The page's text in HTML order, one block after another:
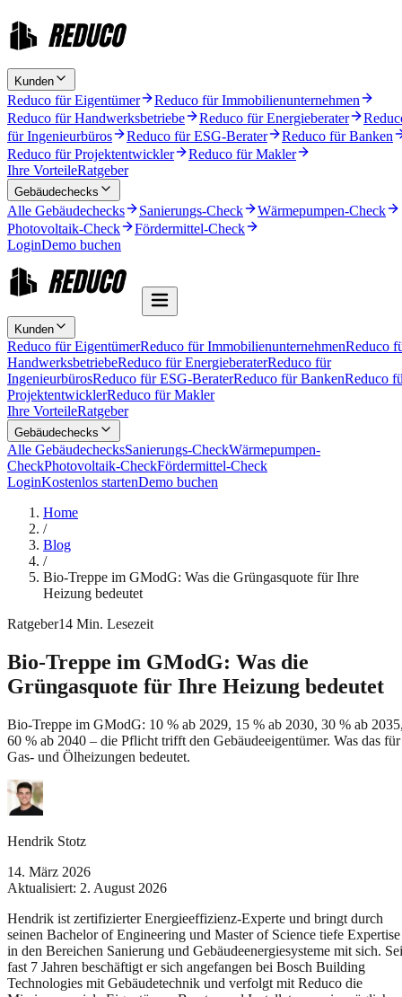
Kunden
Reduco für Eigentümer
Reduco für Immobilienunternehmen
Reduco für Handwerksbetriebe
Reduco für Energieberater
für Ingenieurbüros
Reduco für ESG-Berater
Reduco für Banken
Reduco für Projektentwickler
Reduco für Makler
Ihre VorteileRatgeber
Gebäudechecks
Alle Gebäudechecks Sanierungs-Check
Wärmepumpen-Check
Photovoltaik-Check
Fördermittel-Check
LoginDemo buchen
Kunden
Reduco für EigentümerReduco für ImmobilienunternehmenReduco
HandwerksbetriebeReduco für EnergieberaterReduco für
IngenieurbürosReduco für ESG-BeraterReduco für BankenReduco
ProjektentwicklerReduco für Makler
Ihre VorteileRatgeber
Gebäudechecks
Alle GebäudechecksSanierungs-CheckWärmepumpen-
CheckPhotovoltaik-CheckFördermittel-Check
LoginKostenlos startenDemo buchen
Home
/
Blog
/
Bio-Treppe im GModG: Was die Grüngasquote für Ihre
Heizung bedeutet
Ratgeber14 Min. Lesezeit
Bio-Treppe im GModG: Was die
Grüngasquote für Ihre Heizung bedeutet
Bio-Treppe im GModG: 10 % ab 2029, 15 % ab 2030, 30 % ab
60 % ab 2040 – die Pflicht trifft den Gebäudeeigentümer. Was das für
Gas- und Ölheizungen bedeutet.
Hendrik Stotz
14. März 2026
Aktualisiert: 2. August 2026
Hendrik ist zertifizierter Energieeffizienz-Experte und bringt durch
seinen Bachelor of Engineering und Master of Science tiefe Expertise
in den Bereichen Sanierung und Gebäudeenergiesysteme mit sich.
fast 7 Jahren beschäftigt er sich angefangen bei Bosch Building
Technologies mit Gebäudetechnik und verfolgt mit Reduco die